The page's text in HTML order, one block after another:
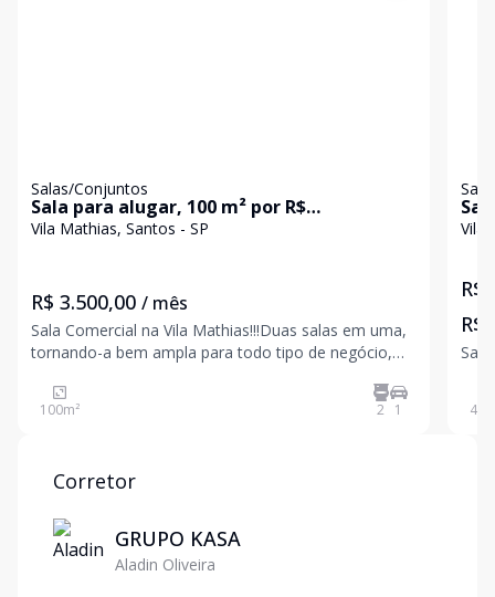
Salas/Conjuntos
Sala para alugar, 100 m² por R$
3.501,00/mês - Vila Mathias - Santos/SP
Vila Mathias, Santos - SP
R$ 3.500,00 / mês
Sala Comercial na Vila Mathias!!!Duas salas em uma,
tornando-a bem ampla para todo tipo de negócio,
100m² 2 1
Vila
R$
R$
46
Corretor
GRUPO KASA
Aladin Oliveira